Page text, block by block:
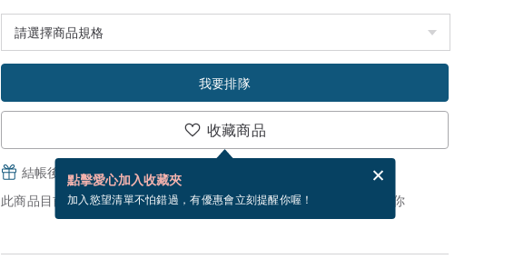
我要排隊
收藏商品
點擊愛心加入收藏夾
加入慾望清單不怕錯過，有優惠會立刻提醒你喔！
結帳後填寫並分享，免費幫你寄送電子賀卡。
電子賀卡是什麼？
此商品目前沒現貨，你可以按「我要排隊」，當有貨會主動發信通知你